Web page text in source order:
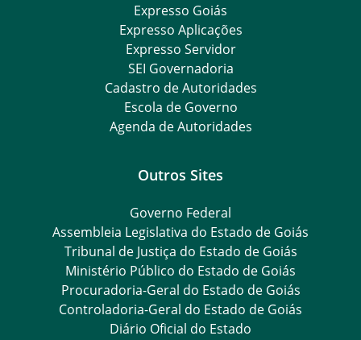
Expresso Goiás
Expresso Aplicações
Expresso Servidor
SEI Governadoria
Cadastro de Autoridades
Escola de Governo
Agenda de Autoridades
Outros Sites
Governo Federal
Assembleia Legislativa do Estado de Goiás
Tribunal de Justiça do Estado de Goiás
Ministério Público do Estado de Goiás
Procuradoria-Geral do Estado de Goiás
Controladoria-Geral do Estado de Goiás
Diário Oficial do Estado